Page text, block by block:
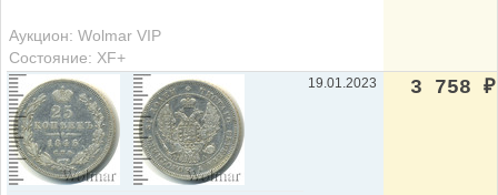
Аукцион: Wolmar VIP
Состояние: XF+
19.01.2023 3 758 ₽